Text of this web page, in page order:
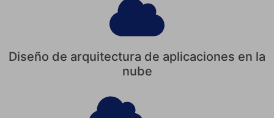
Diseño de arquitectura de aplicaciones en la
nube